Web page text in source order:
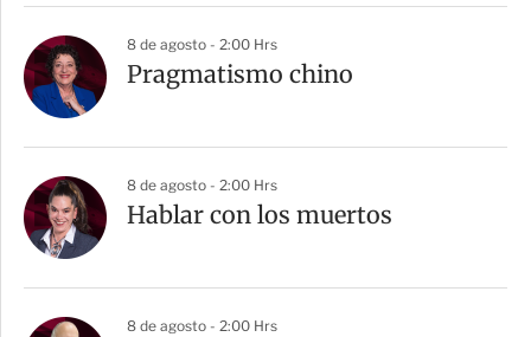
8 de agosto - 2:00 Hrs
Pragmatismo chino
8 de agosto - 2:00 Hrs
Hablar con los muertos
8 de agosto - 2:00 Hrs